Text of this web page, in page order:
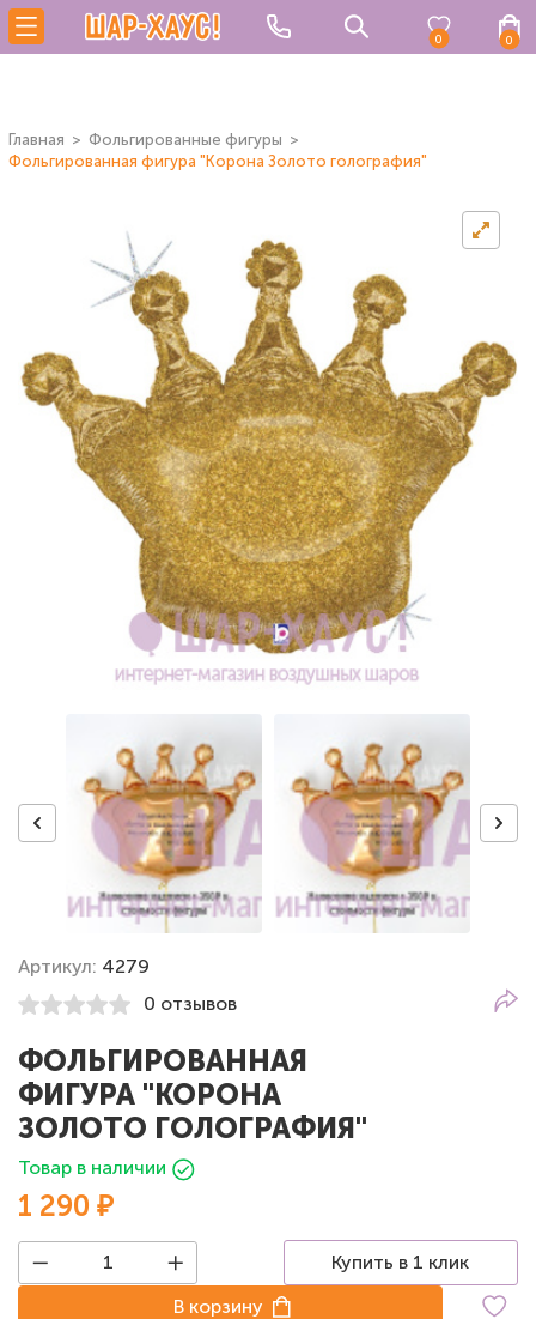
0 0
Главная
Фольгированные фигуры
Фольгированная фигура "Корона Золото голография"
Артикул: 4279
0 отзывов
ФОЛЬГИРОВАННАЯ
ФИГУРА "КОРОНА
ЗОЛОТО ГОЛОГРАФИЯ"
Товар в наличии
1 290 ₽
Купить в 1 клик
В корзину